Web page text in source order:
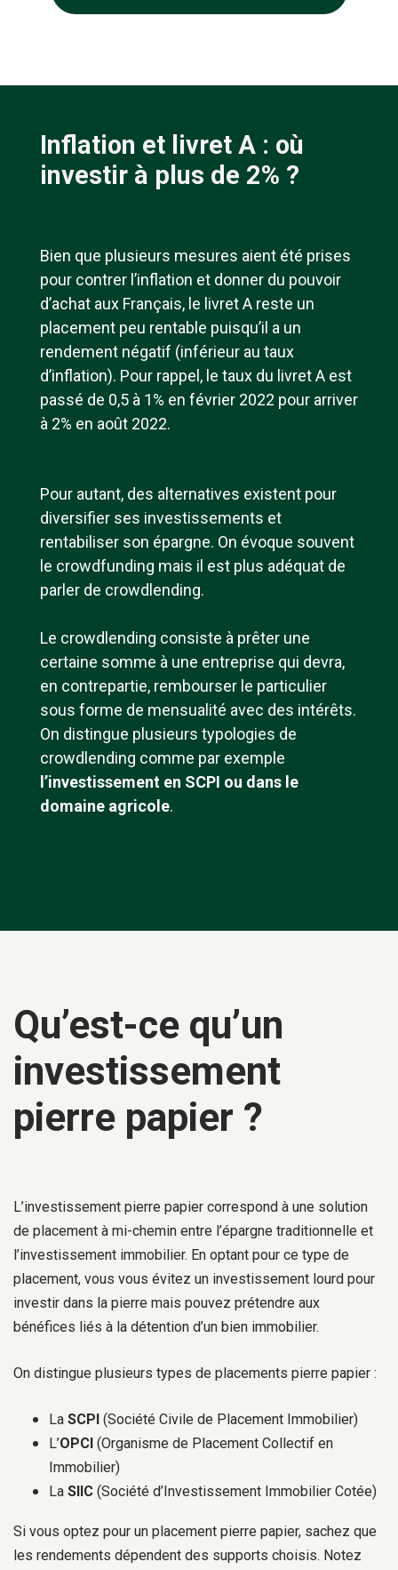
Inflation et livret A : où
investir à plus de 2% ?
Bien que plusieurs mesures aient été prises
pour contrer l’inflation et donner du pouvoir
d’achat aux Français, le livret A reste un
placement peu rentable puisqu’il a un
rendement négatif (inférieur au taux
d’inflation). Pour rappel, le taux du livret A est
passé de 0,5 à 1% en février 2022 pour arriver
à 2% en août 2022.
Pour autant, des alternatives existent pour
diversifier ses investissements et
rentabiliser son épargne. On évoque souvent
le crowdfunding mais il est plus adéquat de
parler de crowdlending.
Le crowdlending consiste à prêter une
certaine somme à une entreprise qui devra,
en contrepartie, rembourser le particulier
sous forme de mensualité avec des intérêts.
On distingue plusieurs typologies de
crowdlending comme par exemple
l’investissement en SCPI ou dans le
domaine agricole.
Qu’est-ce qu’un
investissement
pierre papier ?
L’investissement pierre papier correspond à une solution
de placement à mi-chemin entre l’épargne traditionnelle et
l’investissement immobilier. En optant pour ce type de
placement, vous vous évitez un investissement lourd pour
investir dans la pierre mais pouvez prétendre aux
bénéfices liés à la détention d’un bien immobilier.
On distingue plusieurs types de placements pierre papier :
La SCPI (Société Civile de Placement Immobilier)
L’OPCI (Organisme de Placement Collectif en
Immobilier)
La SIIC (Société d’Investissement Immobilier Cotée)
Si vous optez pour un placement pierre papier, sachez que
les rendements dépendent des supports choisis. Notez